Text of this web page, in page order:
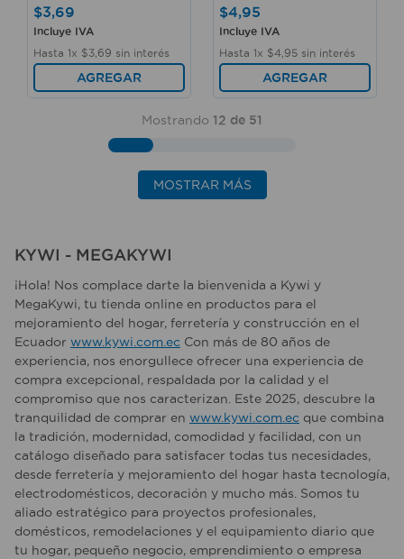
$3,69
Incluye IVA
Hasta 1x $3 69 sin interés
AGREGAR
$4,95
Incluye IVA
Hasta 1x $4 95 sin interés
AGREGAR
Mostrando 12 de 51
MOSTRAR MÁS
KYWI - MEGAKYWI
¡Hola! Nos complace darte la bienvenida a Kywi y
MegaKywi, tu tienda online en productos para el
mejoramiento del hogar, ferretería y construcción en el
Ecuador www.kywi.com.ec Con más de 80 años de
experiencia, nos enorgullece ofrecer una experiencia de
compra excepcional, respaldada por la calidad y el
compromiso que nos caracterizan. Este 2025, descubre la
tranquilidad de comprar en www.kywi.com.ec que combina
la tradición, modernidad, comodidad y facilidad, con un
catálogo diseñado para satisfacer todas tus necesidades,
desde ferretería y mejoramiento del hogar hasta tecnología,
electrodomésticos, decoración y mucho más. Somos tu
aliado estratégico para proyectos profesionales,
domésticos, remodelaciones y el equipamiento diario que
tu hogar, pequeño negocio, emprendimiento o empresa